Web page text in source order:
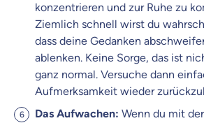
konzentrieren und zur Ruhe zu
Ziemlich schnell wirst du
dass deine Gedanken
ablenken. Keine Sorge, das ist
ganz normal. Versuche dann
Aufmerksamkeit wieder
Das Aufwachen: Wenn du mit